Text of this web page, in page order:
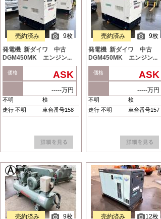
9枚
売約済み
発電機 新ダイワ 中古
DGM450MK エンジン...
価格 ASK
-----万円
不明
検
走行 不明
車台番号158
9枚
売約済み
発電機 新ダイワ 中古
DGM450MK エンジン...
価格 ASK
-----万円
不明
検
走行 不明
車台番号157
9枚
売約済み
12枚
売約済み